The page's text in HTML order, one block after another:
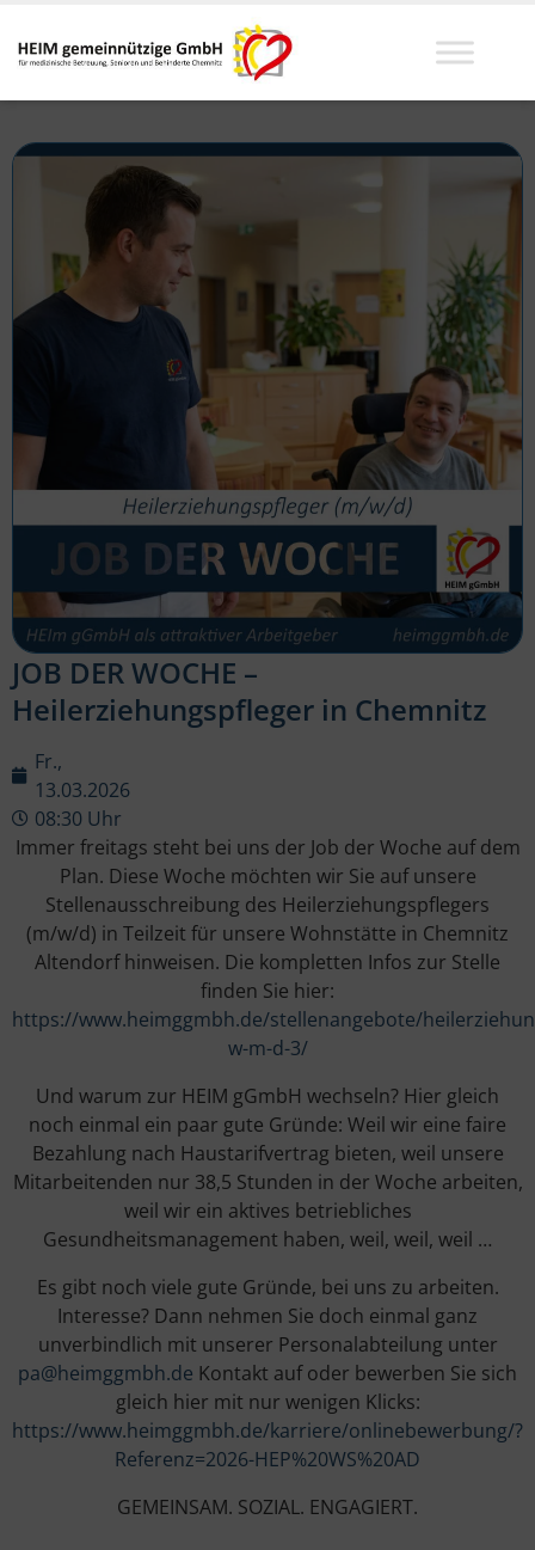
JOB DER WOCHE –
Heilerziehungspfleger in Chemnitz
Fr.,
13.03.2026
08:30 Uhr
Immer freitags steht bei uns der Job der Woche auf dem
Plan. Diese Woche möchten wir Sie auf unsere
Stellenausschreibung des Heilerziehungspflegers
(m/w/d) in Teilzeit für unsere Wohnstätte in Chemnitz
Altendorf hinweisen. Die kompletten Infos zur Stelle
finden Sie hier:
https://www.heimggmbh.de/stellenangebote/
w-m-d-3/
Und warum zur HEIM gGmbH wechseln? Hier gleich
noch einmal ein paar gute Gründe: Weil wir eine faire
Bezahlung nach Haustarifvertrag bieten, weil unsere
Mitarbeitenden nur 38,5 Stunden in der Woche arbeiten,
weil wir ein aktives betriebliches
Gesundheitsmanagement haben, weil, weil, weil …
Es gibt noch viele gute Gründe, bei uns zu arbeiten.
Interesse? Dann nehmen Sie doch einmal ganz
unverbindlich mit unserer Personalabteilung unter
pa@heimggmbh.de Kontakt auf oder bewerben Sie sich
gleich hier mit nur wenigen Klicks:
https://www.heimggmbh.de/karriere/onlinebewerbung/?
Referenz=2026-HEP%20WS%20AD
GEMEINSAM. SOZIAL. ENGAGIERT.